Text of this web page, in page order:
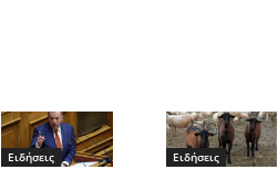
Ειδήσεις Ειδήσεις